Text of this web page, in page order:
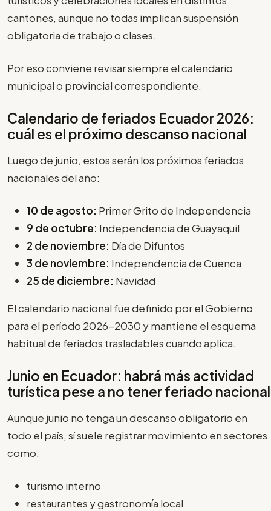
cantones, aunque no todas implican suspensión
obligatoria de trabajo o clases.
Por eso conviene revisar siempre el calendario
municipal o provincial correspondiente.
Calendario de feriados Ecuador 2026:
cuál es el próximo descanso nacional
Luego de junio, estos serán los próximos feriados
nacionales del año:
10 de agosto: Primer Grito de Independencia
9 de octubre: Independencia de Guayaquil
2 de noviembre: Día de Difuntos
3 de noviembre: Independencia de Cuenca
25 de diciembre: Navidad
El calendario nacional fue definido por el Gobierno
para el período 2026-2030 y mantiene el esquema
habitual de feriados trasladables cuando aplica.
Junio en Ecuador: habrá más actividad
turística pese a no tener feriado nacional
Aunque junio no tenga un descanso obligatorio en
todo el país, sí suele registrar movimiento en sectores
como:
turismo interno
restaurantes y gastronomía local